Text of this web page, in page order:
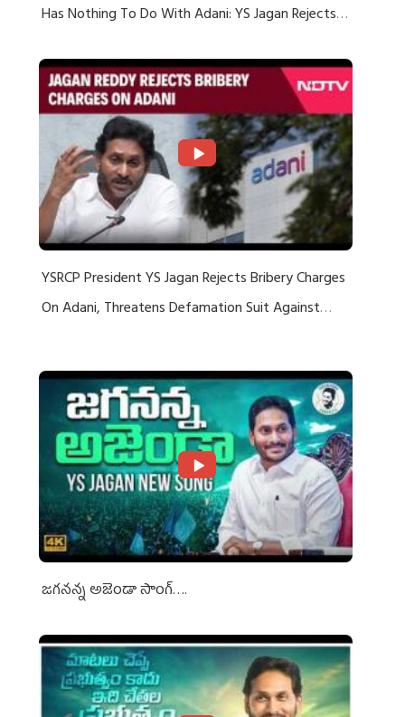
Has Nothing To Do With Adani: YS Jagan Rejects
YSRCP President YS Jagan Rejects Bribery Charges
On Adani, Threatens Defamation Suit Against
జగనన్న అజెండా సాంగ్….